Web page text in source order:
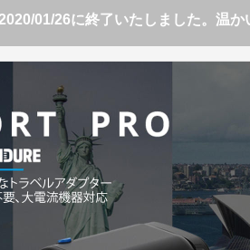
01/26に終了いたしました。温か